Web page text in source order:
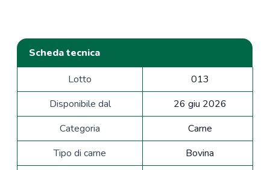
Scheda tecnica
Lotto
013
Disponibile dal
26 giu 2026
Categoria
Carne
Tipo di carne
Bovina